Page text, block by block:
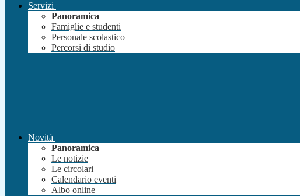
Servizi
Panoramica
Famiglie e studenti
Personale scolastico
Percorsi di studio
Novità
Panoramica
Le notizie
Le circolari
Calendario eventi
Albo online